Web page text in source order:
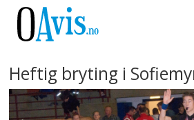
Heftig bryting i